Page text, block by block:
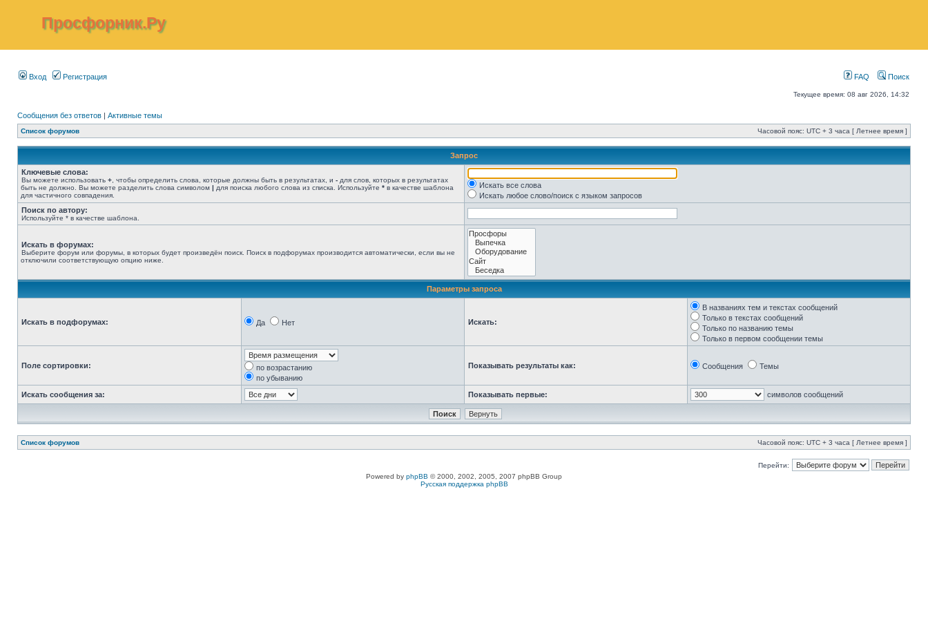
Просфорник.Ру
Вход Регистрация FAQ Поиск
Текущее время: 08 авг 2026, 14:32
Сообщения без ответов | Активные темы
Список форумов Часовой пояс: UTC + 3 часа [ Летнее время ]
Запрос
Ключевые слова:
Вы можете использовать + , чтобы определить слова, которые должны быть в результатах, и - для слов, которых в результатах
быть не должно. Вы можете разделить слова символом | для поиска любого слова из списка. Используйте * в качестве шаблона
для частичного совпадения.
Искать все слова
Искать любое слово/поиск с языком запросов
Поиск по автору:
Используйте * в качестве шаблона.
Искать в форумах:
Выберите форум или форумы, в которых будет произведён поиск. Поиск в подфорумах производится автоматически, если вы не
отключили соответствующую опцию ниже.
Параметры запроса
Искать в подфорумах: Да Нет Искать:
В названиях тем и текстах сообщений
Только в текстах сообщений
Только по названию темы
Только в первом сообщении темы
Поле сортировки:
по возрастанию
по убыванию
Показывать результаты как: Сообщения Темы
Искать сообщения за: Показывать первые: символов сообщений
Список форумов Часовой пояс: UTC + 3 часа [ Летнее время ]
Перейти:
Powered by phpBB © 2000, 2002, 2005, 2007 phpBB Group
Русская поддержка phpBB